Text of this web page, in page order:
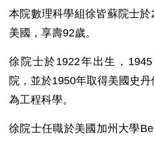
本院數理科學組徐皆蘇院士
美國，享壽92歲。
徐院士於1922年出生，
院，並於1950年取得美國史
為工程科學。
徐院士任職於美國加州大學